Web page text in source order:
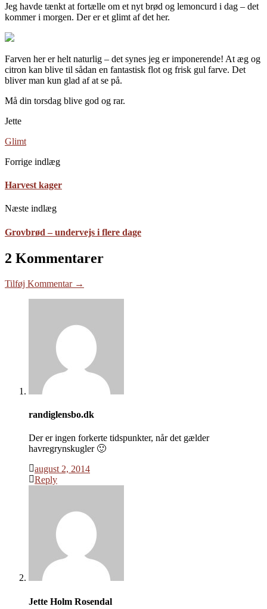
Jeg havde tænkt at fortælle om et nyt brød og lemoncurd i dag – det
kommer i morgen. Der er et glimt af det her.
Farven her er helt naturlig – det synes jeg er imponerende! At æg og
citron kan blive til sådan en fantastisk flot og frisk gul farve. Det
bliver man kun glad af at se på.
Må din torsdag blive god og rar.
Jette
Glimt
Forrige indlæg
Harvest kager
Næste indlæg
Grovbrød – undervejs i flere dage
2 Kommentarer
Tilføj Kommentar →
randiglensbo.dk
Der er ingen forkerte tidspunkter, når det gælder
havregrynskugler 🙂
august 2, 2014
Reply
Jette Holm Rosendal